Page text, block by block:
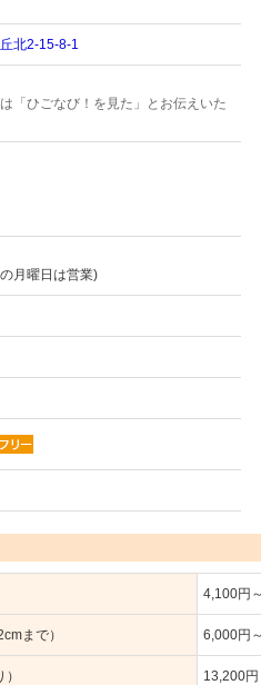
北2-15-8-1
「ひごなび！を見た」とお伝えいた
月曜日は営業)
4,100円
まで） 6,000円
13,200